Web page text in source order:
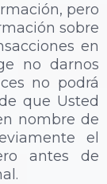
pero
sobre
en
no darnos
no podrá
que Usted
nombre de
el
antes de